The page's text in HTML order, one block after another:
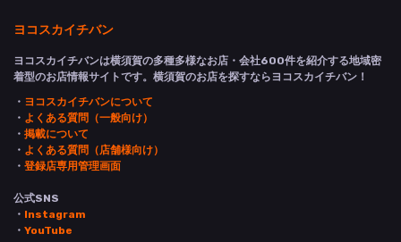
ヨコスカイチバン
ヨコスカイチバンは横須賀の多種多様なお店・会社600件を紹介する地域密
着型のお店情報サイトです。横須賀のお店を探すならヨコスカイチバン！
・ ヨコスカイチバンについて
・ よくある質問（一般向け）
・ 掲載について
・ よくある質問（店舗様向け）
・ 登録店専用管理画面
公式SNS
・ Instagram
・ YouTube